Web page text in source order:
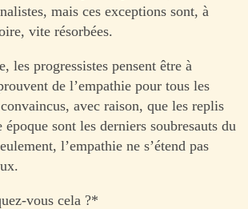
mais ces exceptions sont, à
vite résorbées.
les progressistes pensent être à
de l’empathie pour tous les
avec raison, que les replis
sont les derniers soubresauts du
l’empathie ne s’étend pas
vous cela ?*